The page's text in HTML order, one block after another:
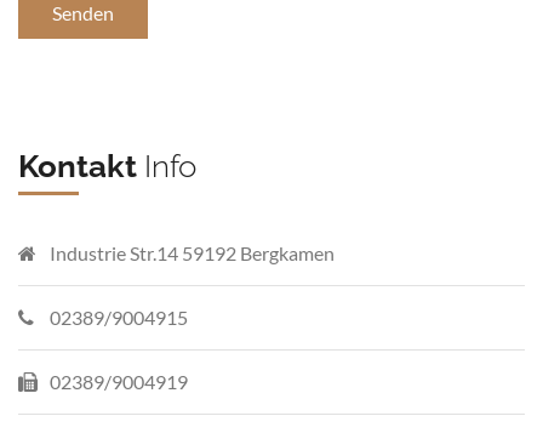
Senden
Kontakt Info
Industrie Str.14 59192 Bergkamen
02389/9004915
02389/9004919